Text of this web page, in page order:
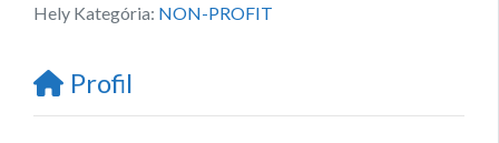
Hely Kategória: NON-PROFIT
Profil